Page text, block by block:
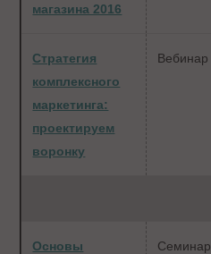
магазина 2016
Стратегия
комплексного
маркетинга:
проектируем
воронку
Вебинар
Основы
Семинар